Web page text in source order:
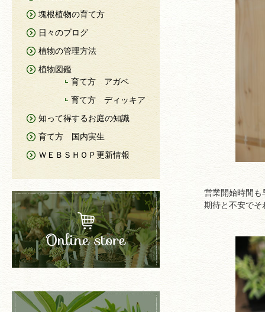
営業開始時間も
期待と不安で
塊根植物の育て方
日々のブログ
植物の管理方法
植物図鑑
育て方 アガベ
育て方 ディッキア
知って得するお庭の知識
育て方 国内実生
ＷＥＢＳＨＯＰ更新情報